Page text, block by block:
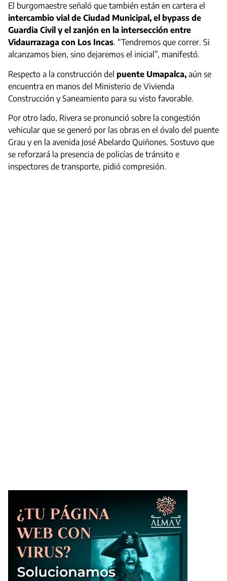
El burgomaestre señaló que también están en cartera el
intercambio vial de Ciudad Municipal, el bypass de
Guardia Civil y el zanjón en la intersección entre
Vidaurrazaga con Los Incas. “Tendremos que correr. Si
alcanzamos bien, sino dejaremos el inicial”, manifestó.
Respecto a la construcción del puente Umapalca, aún se
encuentra en manos del Ministerio de Vivienda
Construcción y Saneamiento para su visto favorable.
Por otro lado, Rivera se pronunció sobre la congestión
vehicular que se generó por las obras en el óvalo del puente
Grau y en la avenida José Abelardo Quiñones. Sostuvo que
se reforzará la presencia de policías de tránsito e
inspectores de transporte, pidió compresión.